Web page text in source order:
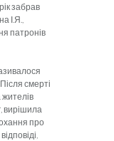
забрав
І.Я.,
патронів
смерті
жителів
вирішила
про